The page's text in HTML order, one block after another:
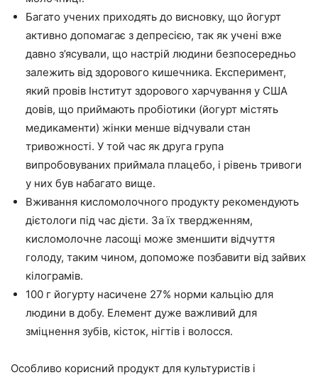
Багато учених приходять до висновку, що йогурт
активно допомагає з депресією, так як учені вже
давно з’ясували, що настрій людини безпосередньо
залежить від здорового кишечника. Експеримент,
який провів Інститут здорового харчування у США
довів, що приймають пробіотики (йогурт містять
медикаменти) жінки менше відчували стан
тривожності. У той час як друга група
випробовуваних приймала плацебо, і рівень тривоги
у них був набагато вище.
Вживання кисломолочного продукту рекомендують
дієтологи під час дієти. За їх твердженням,
кисломолочне ласощі може зменшити відчуття
голоду, таким чином, допоможе позбавити від зайвих
кілограмів.
100 г йогурту насичене 27% норми кальцію для
людини в добу. Елемент дуже важливий для
зміцнення зубів, кісток, нігтів і волосся.
Особливо корисний продукт для культуристів і